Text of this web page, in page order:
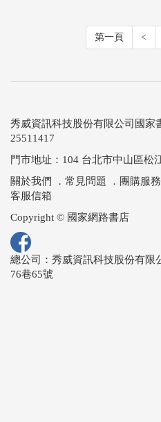
第一頁 <
秀威資訊科技股份有限公司國
25511417
門市地址：104 台北市中山區松
關於我們
． 常見問題 ． 團購服務
客服信箱
Copyright © 國家網路書店
總公司：秀威資訊科技股份有限
76巷65號